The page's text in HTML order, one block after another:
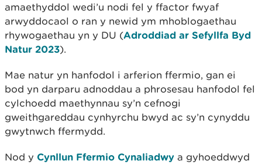
amaethyddol wedi’u nodi fel y ffactor fwyaf
arwyddocaol o ran y newid ym mhoblogaethau
rhywogaethau yn y DU (Adroddiad ar Sefyllfa Byd
Natur 2023).
Mae natur yn hanfodol i arferion ffermio, gan ei
bod yn darparu adnoddau a phrosesau hanfodol fel
cylchoedd maethynnau sy’n cefnogi
gweithgareddau cynhyrchu bwyd ac sy’n cynyddu
gwytnwch ffermydd.
Nod y Cynllun Ffermio Cynaliadwy a gyhoeddwyd